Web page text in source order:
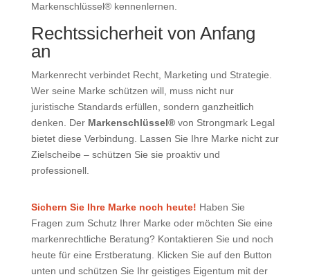
Markenschlüssel® kennenlernen.
Rechtssicherheit von Anfang
an
Markenrecht verbindet Recht, Marketing und Strategie.
Wer seine Marke schützen will, muss nicht nur
juristische Standards erfüllen, sondern ganzheitlich
denken. Der Markenschlüssel®von Strongmark Legal
bietet diese Verbindung. Lassen Sie Ihre Marke nicht zur
Zielscheibe – schützen Sie sie proaktiv und
professionell.
Sichern Sie Ihre Marke noch heute! Haben Sie
Fragen zum Schutz Ihrer Marke oder möchten Sie eine
markenrechtliche Beratung? Kontaktieren Sie und noch
heute für eine Erstberatung. Klicken Sie auf den Button
unten und schützen Sie Ihr geistiges Eigentum mit der